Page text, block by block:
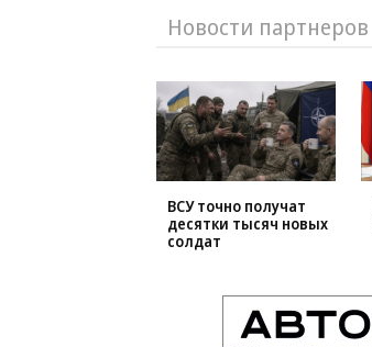
Новости партнеров
ВСУ точно получат
десятки тысяч новых
солдат